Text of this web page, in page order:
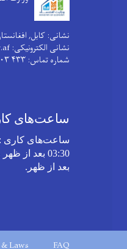
نشانی: کابل,
نشانی الکترونیکی: info@moec.gov.af
شماره تماس: ۴۳۳ ۱۰۳ ۲۰۲(۰)۹۳+
ساعت‌های
ساعت‌های کاری :
بعد از ظهر .
FAQ
Laws